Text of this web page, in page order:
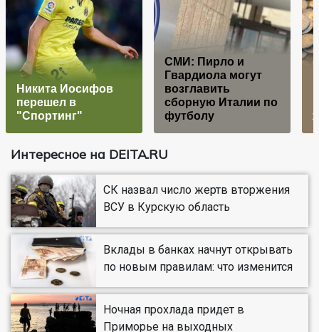
Никита Иосифов
перешел в
"Спортинг"
СМИ: Пирло и
Гвардиола могут
возглавить
сборную Италии по
футболу
Интересное на DEITA.RU
СК назвал число жертв вторжения
ВСУ в Курскую область
Вклады в банках начнут открывать
по новым правилам: что изменится
Ночная прохлада придет в
Приморье на выходных